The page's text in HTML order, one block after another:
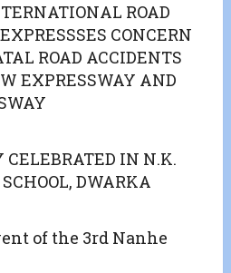
ROAD
CONCERN
ROAD ACCIDENTS
EXPRESSWAY AND
CELEBRATED IN N.K.
DWARKA
of the 3rd Nanhe